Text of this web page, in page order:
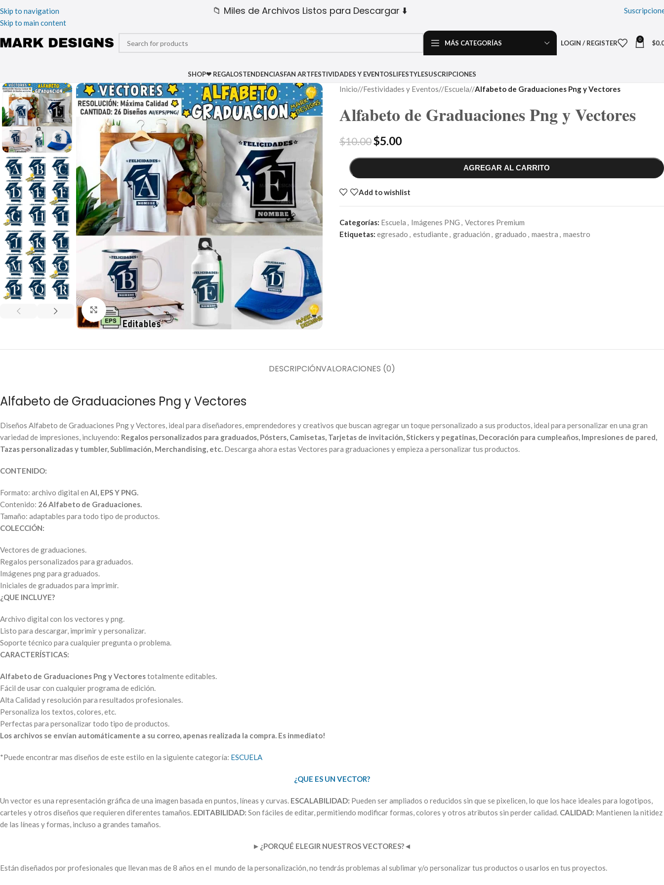
Skip to navigation
Skip to main content
📁 Miles de Archivos Listos para Descargar ⬇️
MÁS CATEGORÍAS LOGIN / REGISTER 0 $
SHOP❤ REGALOSTENDENCIASFAN ARTFESTIVIDADES Y EVENTOSLIFESTYLESUSCRIPCIONES
Click to enlarge
Inicio/ Festividades y Eventos/ Escuela/ Alfabeto de Graduaciones Png y Vectores
Alfabeto de Graduaciones Png y Vectores
$10.00$5.00
AGREGAR AL CARRITO
Add to wishlist
Categorías: Escuela , Imágenes PNG , Vectores Premium
Etiquetas: egresado , estudiante, graduación , graduado , maestra , maestro
DESCRIPCIÓNVALORACIONES (0)
Alfabeto de Graduaciones Png y Vectores
Diseños Alfabeto de Graduaciones Png y Vectores, ideal para diseñadores, emprendedores y creativos que buscan agregar un toque personalizado a sus productos, ideal para personalizar en una gran
variedad de impresiones, incluyendo: Regalos personalizados para graduados, Pósters, Camisetas, Tarjetas de invitación, Stickers y pegatinas, Decoración para cumpleaños, Impresiones de pared,
Tazas personalizadas y tumbler, Sublimación, Merchandising, etc. Descarga ahora estas Vectores para graduaciones y empieza a personalizar tus productos.
CONTENIDO:
Formato: archivo digital en AI, EPS Y PNG.
Contenido: 26 Alfabeto de Graduaciones.
Tamaño: adaptables para todo tipo de productos.
COLECCIÓN:
Vectores de graduaciones.
Regalos personalizados para graduados.
Imágenes png para graduados.
Iniciales de graduados para imprimir.
¿QUE INCLUYE?
Archivo digital con los vectores y png.
Listo para descargar, imprimir y personalizar.
Soporte técnico para cualquier pregunta o problema.
CARACTERÍSTICAS:
Alfabeto de Graduaciones Png y Vectorestotalmente editables.
Fácil de usar con cualquier programa de edición.
Alta Calidad y resolución para resultados profesionales.
Personaliza los textos, colores, etc.
Perfectas para personalizar todo tipo de productos.
Los archivos se envían automáticamente a su correo, apenas realizada la compra. Es inmediato!
*Puede encontrar mas diseños de este estilo en la siguiente categoría: ESCUELA
¿QUE ES UN VECTOR?
Un vector es una representación gráfica de una imagen basada en puntos, líneas y curvas. ESCALABILIDAD: Pueden ser ampliados o reducidos sin que se pixelicen, lo que los hace ideales para logotipos,
carteles y otros diseños que requieren diferentes tamaños. EDITABILIDAD: Son fáciles de editar, permitiendo modificar formas, colores y otros atributos sin perder calidad. CALIDAD: Mantienen la nitidez
de las líneas y formas, incluso a grandes tamaños.
► ¿PORQUÉ ELEGIR NUESTROS VECTORES?◄
Están diseñados por profesionales que llevan mas de 8 años en el mundo de la personalización, no tendrás problemas al sublimar y/o personalizar tus productos o usarlos en tus proyectos.